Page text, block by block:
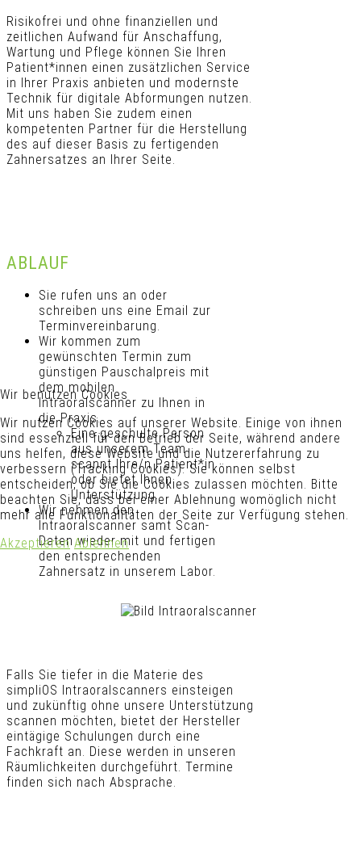
Risikofrei und ohne finanziellen und
zeitlichen Aufwand für Anschaffung,
Wartung und Pflege können Sie Ihren
Patient*innen einen zusätzlichen Service
in Ihrer Praxis anbieten und modernste
Technik für digitale Abformungen nutzen.
Mit uns haben Sie zudem einen
kompetenten Partner für die Herstellung
des auf dieser Basis zu fertigenden
Zahnersatzes an Ihrer Seite.
ABLAUF
Sie rufen uns an oder
schreiben uns eine Email zur
Terminvereinbarung.
Wir kommen zum
gewünschten Termin zum
günstigen Pauschalpreis mit
dem mobilen
Intraoralscanner zu Ihnen in
die Praxis.
Eine geschulte Person
aus unserem Team
scannt Ihre/n Patient*in
oder bietet Ihnen
Unterstützung.
Wir nehmen den
Intraoralscanner samt Scan-
Daten wieder mit und fertigen
den entsprechenden
Zahnersatz in unserem Labor.
Falls Sie tiefer in die Materie des
simpliOS Intraoralscanners einsteigen
und zukünftig ohne unsere Unterstützung
scannen möchten, bietet der Hersteller
eintägige Schulungen durch eine
Fachkraft an. Diese werden in unseren
Räumlichkeiten durchgeführt. Termine
finden sich nach Absprache.
Wir benutzen Cookies
Wir nutzen Cookies auf unserer Website. Einige von ihnen
sind essenziell für den Betrieb der Seite, während andere
uns helfen, diese Website und die Nutzererfahrung zu
verbessern (Tracking Cookies). Sie können selbst
entscheiden, ob Sie die Cookies zulassen möchten. Bitte
beachten Sie, dass bei einer Ablehnung womöglich nicht
mehr alle Funktionalitäten der Seite zur Verfügung stehen.
Akzeptieren Ablehnen